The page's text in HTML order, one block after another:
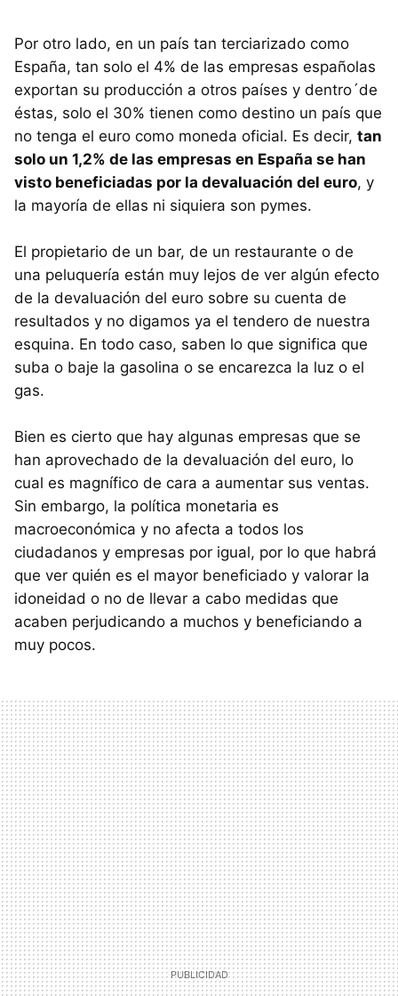
Por otro lado, en un país tan terciarizado como
España, tan solo el 4% de las empresas españolas
exportan su producción a otros países y dentro´de
éstas, solo el 30% tienen como destino un país que
no tenga el euro como moneda oficial. Es decir, tan
solo un 1,2% de las empresas en España se han
visto beneficiadas por la devaluación del euro, y
la mayoría de ellas ni siquiera son pymes.
El propietario de un bar, de un restaurante o de
una peluquería están muy lejos de ver algún efecto
de la devaluación del euro sobre su cuenta de
resultados y no digamos ya el tendero de nuestra
esquina. En todo caso, saben lo que significa que
suba o baje la gasolina o se encarezca la luz o el
gas.
Bien es cierto que hay algunas empresas que se
han aprovechado de la devaluación del euro, lo
cual es magnífico de cara a aumentar sus ventas.
Sin embargo, la política monetaria es
macroeconómica y no afecta a todos los
ciudadanos y empresas por igual, por lo que habrá
que ver quién es el mayor beneficiado y valorar la
idoneidad o no de llevar a cabo medidas que
acaben perjudicando a muchos y beneficiando a
muy pocos.